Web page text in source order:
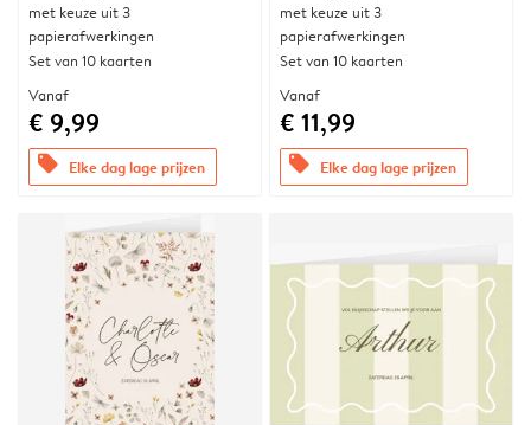
met keuze uit 3
papierafwerkingen
Set van 10 kaarten
Vanaf
€ 9,99
offers Elke dag lage prijzen
met keuze uit 3
papierafwerkingen
Set van 10 kaarten
Vanaf
€ 11,99
offers Elke dag lage prijzen